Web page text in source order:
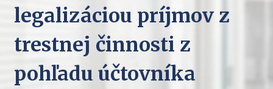
legalizáciou príjmov z
trestnej činnosti z
pohľadu účtovníka